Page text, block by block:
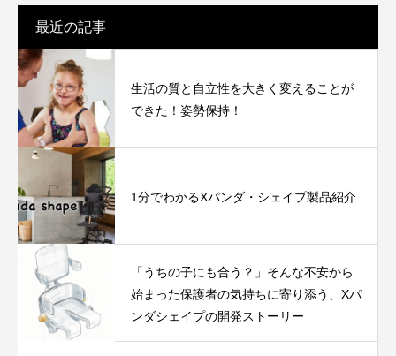
最近の記事
生活の質と自立性を大きく変えることが
できた！姿勢保持！
1分でわかるXパンダ・シェイプ製品紹介
「うちの子にも合う？」そんな不安から
始まった保護者の気持ちに寄り添う、Xパ
ンダシェイプの開発ストーリー